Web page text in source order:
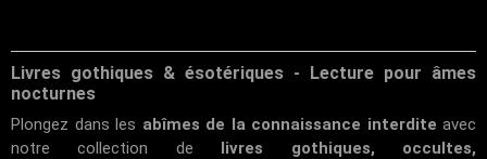
Livres gothiques & ésotériques - Lecture pour âmes
nocturnes
Plongez dans les abîmes de la connaissance interdite avec
notre collection de livres gothiques, occultes,